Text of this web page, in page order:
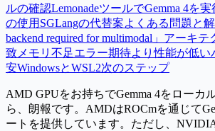
ルの確認LemonadeツールでGemma 4を実
の使用 SGLangの代替案よくある問題と
backend required for multimodal」 アーキテ
致 メモリ不足エラー期待より性能が低い
安WindowsとWSL2次のステップ
AMD GPUをお持ちでGemma 4をローカ
ら、朗報です。AMDはROCmを通じて
ートを提供しています。ただし、